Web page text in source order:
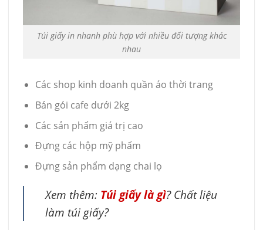
Túi giấy in nhanh phù hợp với nhiều đối tượng khác
nhau
Các shop kinh doanh quần áo thời trang
Bán gói cafe dưới 2kg
Các sản phẩm giá trị cao
Đựng các hộp mỹ phẩm
Đựng sản phẩm dạng chai lọ
Xem thêm: Túi giấy là gì? Chất liệu
làm túi giấy?